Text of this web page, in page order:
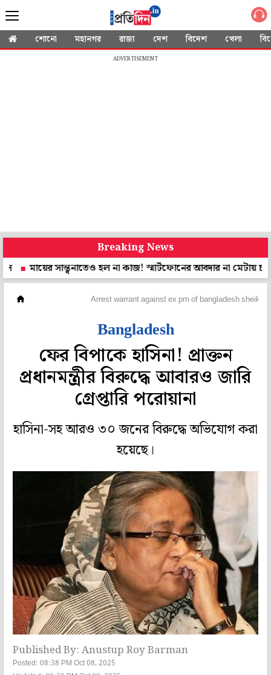
শোনো মহানগর রাজ্য দেশ বিদেশ খেলা
ADVERTISEMENT
Breaking News
সান্ত্বনাতেও হল না কাজ! স্মার্টফোনের আবদার না মেটায় চরম
Arrest warrant against ex pm of bangladesh sheikh
Bangladesh
ফের বিপাকে হাসিনা! প্রাক্তন
প্রধানমন্ত্রীর বিরুদ্ধে আবারও জারি
গ্রেপ্তারি পরোয়ানা
হাসিনা-সহ আরও ৩০ জনের বিরুদ্ধে অভিযোগ করা
হয়েছে।
Published By: Anustup Roy Barman
Posted: 08:38 PM Oct 08, 2025